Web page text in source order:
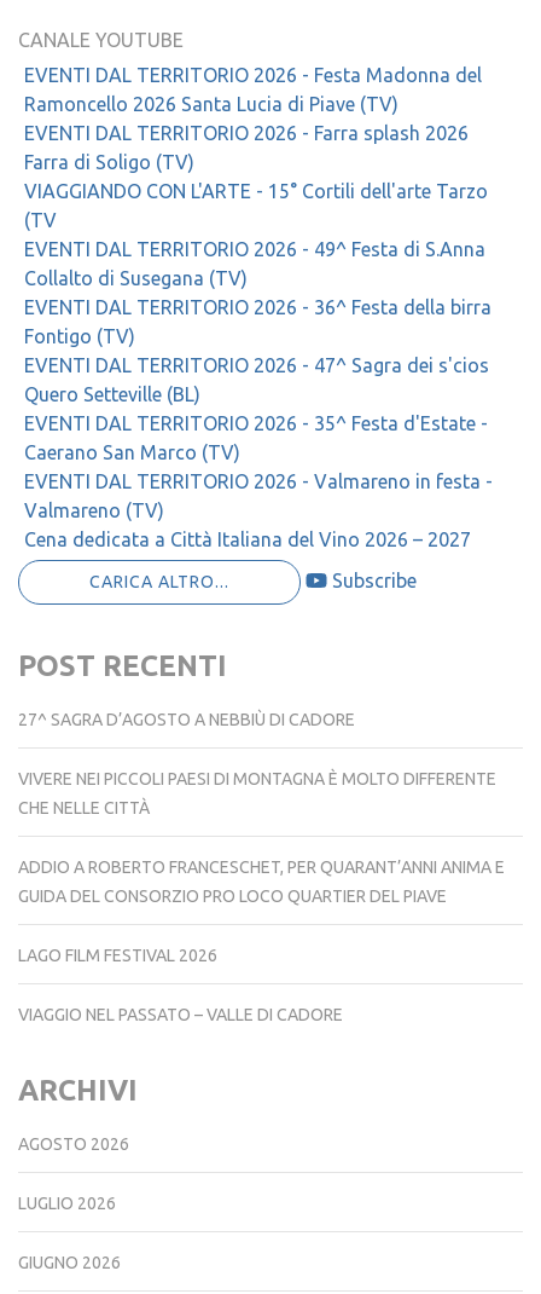
CANALE YOUTUBE
EVENTI DAL TERRITORIO 2026 - Festa Madonna del
Ramoncello 2026 Santa Lucia di Piave (TV)
EVENTI DAL TERRITORIO 2026 - Farra splash 2026
Farra di Soligo (TV)
VIAGGIANDO CON L'ARTE - 15° Cortili dell'arte Tarzo
(TV
EVENTI DAL TERRITORIO 2026 - 49^ Festa di S.Anna
Collalto di Susegana (TV)
EVENTI DAL TERRITORIO 2026 - 36^ Festa della birra
Fontigo (TV)
EVENTI DAL TERRITORIO 2026 - 47^ Sagra dei s'cios
Quero Setteville (BL)
EVENTI DAL TERRITORIO 2026 - 35^ Festa d'Estate -
Caerano San Marco (TV)
EVENTI DAL TERRITORIO 2026 - Valmareno in festa -
Valmareno (TV)
Cena dedicata a Città Italiana del Vino 2026 – 2027
CARICA ALTRO... Subscribe
POST RECENTI
27^ SAGRA D’AGOSTO A NEBBIÙ DI CADORE
VIVERE NEI PICCOLI PAESI DI MONTAGNA È MOLTO DIFFERENTE
CHE NELLE CITTÀ
ADDIO A ROBERTO FRANCESCHET, PER QUARANT’ANNI ANIMA E
GUIDA DEL CONSORZIO PRO LOCO QUARTIER DEL PIAVE
LAGO FILM FESTIVAL 2026
VIAGGIO NEL PASSATO – VALLE DI CADORE
ARCHIVI
AGOSTO 2026
LUGLIO 2026
GIUGNO 2026